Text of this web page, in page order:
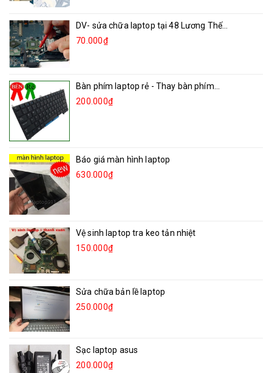
DV- sửa chữa laptop tại 48 Lương Thế...
70.000₫
Bàn phím laptop rẻ - Thay bàn phím...
200.000₫
Báo giá màn hình laptop
630.000₫
Vệ sinh laptop tra keo tản nhiệt
150.000₫
Sửa chữa bản lề laptop
250.000₫
Sạc laptop asus
200.000₫